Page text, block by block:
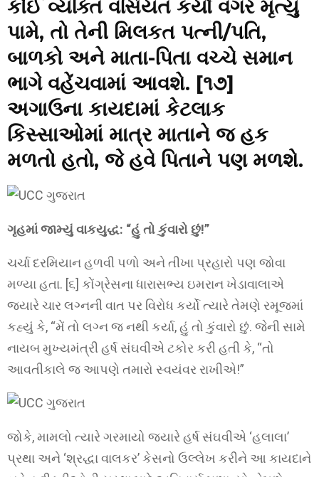
કોઈ વ્યક્તિ વસિયત કર્યા વગર મૃત્યુ
પામે, તો તેની મિલકત પત્ની/પતિ,
બાળકો અને માતા-પિતા વચ્ચે સમાન
ભાગે વહેંચવામાં આવશે. [૧૭]
અગાઉના કાયદામાં કેટલાક
કિસ્સાઓમાં માત્ર માતાને જ હક
મળતો હતો, જે હવે પિતાને પણ મળશે.
ગૃહમાં જામ્યું વાકયુદ્ધ: “હું તો કુંવારો છું!”
ચર્ચા દરમિયાન હળવી પળો અને તીખા પ્રહારો પણ જોવા
મળ્યા હતા. [૬] કોંગ્રેસના ધારાસભ્ય ઇમરાન ખેડાવાલાએ
જ્યારે ચાર લગ્નની વાત પર વિરોધ કર્યો ત્યારે તેમણે રમૂજમાં
કહ્યું કે, “મેં તો લગ્ન જ નથી કર્યા, હું તો કુંવારો છું. જેની સામે
નાયબ મુખ્યમંત્રી હર્ષ સંઘવીએ ટકોર કરી હતી કે, “તો
આવતીકાલે જ આપણે તમારો સ્વયંવર રાખીએ!”
જોકે, મામલો ત્યારે ગરમાયો જ્યારે હર્ષ સંઘવીએ ‘હલાલા’
પ્રથા અને ‘શ્રદ્ધા વાલકર’ કેસનો ઉલ્લેખ કરીને આ કાયદાને